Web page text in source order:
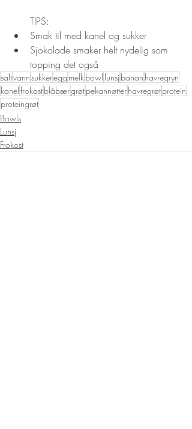
TIPS:
Smak til med kanel og sukker
Sjokolade smaker helt nydelig som
topping det også
saltvannsukkeregg melkbowl lunsj banan havregryn
kanel frokostblåbærgrøtpekannøtterhavregrøtprotein
proteingrøt
Bowls
Lunsj
Frokost